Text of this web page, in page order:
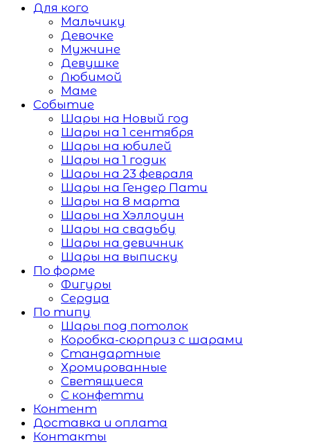
Для кого
Мальчику
Девочке
Мужчине
Девушке
Любимой
Маме
Событие
Шары на Новый год
Шары на 1 сентября
Шары на юбилей
Шары на 1 годик
Шары на 23 февраля
Шары на Гендер Пати
Шары на 8 марта
Шары на Хэллоуин
Шары на свадьбу
Шары на девичник
Шары на выписку
По форме
Фигуры
Сердца
По типу
Шары под потолок
Коробка-сюрприз с шарами
Стандартные
Хромированные
Светящиеся
С конфетти
Контент
Доставка и оплата
Контакты